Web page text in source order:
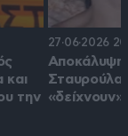
την
27·06·2026
Αποκάλυψη